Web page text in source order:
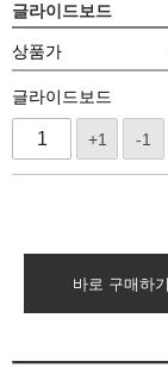
글라이드보드
상품가
글라이드보드
+1 -1
바로 구매하기